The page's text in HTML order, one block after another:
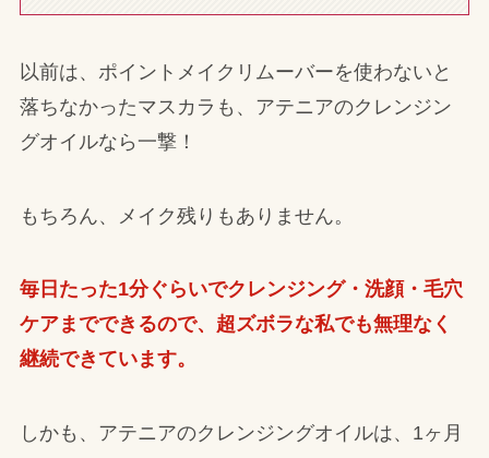
以前は、ポイントメイクリムーバーを使わないと
落ちなかったマスカラも、アテニアのクレンジン
グオイルなら一撃！
もちろん、メイク残りもありません。
毎日たった1分ぐらいでクレンジング・洗顔・毛穴
ケアまでできるので、超ズボラな私でも無理なく
継続できています。
しかも、アテニアのクレンジングオイルは、1ヶ月